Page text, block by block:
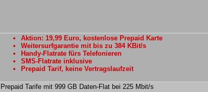
Aktion: 19,99 Euro, kostenlose Prepaid Karte
Weitersurfgarantie mit bis zu 384 KBit/s
Handy-Flatrate fürs Telefonieren
SMS-Flatrate inklusive
Prepaid Tarif, keine Vertragslaufzeit
Prepaid Tarife mit 999 GB Daten-Flat bei 225 Mbit/s